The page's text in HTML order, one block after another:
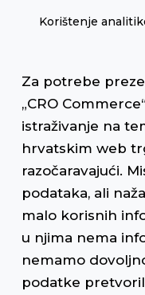
Korištenje
Za potrebe
„CRO
istraživanje na
hrvatskim web
razočaravajući.
podataka, ali
malo korisnih
u njima nema
nemamo
podatke